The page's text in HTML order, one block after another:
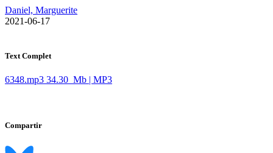
Daniel, Marguerite
​ 2021-06-17
Text Complet
6348.mp3 34.30 Mb | MP3
Compartir